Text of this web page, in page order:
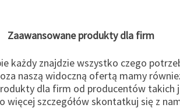
Zaawansowane produkty dla firm
każdy znajdzie wszystko czego
naszą widoczną ofertą mamy
dla firm od producentów takich
więcej szczegółów skontatkuj się z